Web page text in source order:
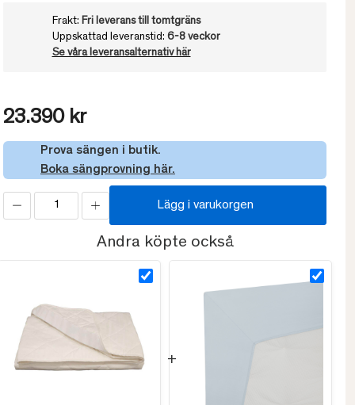
Frakt: Fri leverans till tomtgräns
Uppskattad leveranstid: 6-8 veckor
Se våra leveransalternativ här
23.390 kr
Prova sängen i butik.
Boka sängprovning här.
Lägg i varukorgen
Andra köpte också